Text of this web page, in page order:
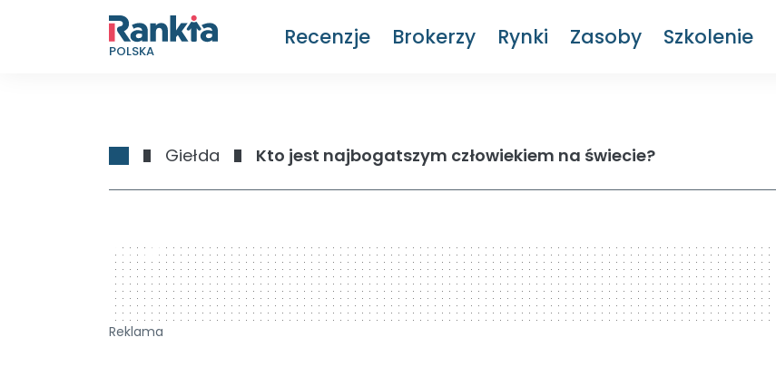
POLSKA
Recenzje Brokerzy Rynki Zasoby Szkolenie
Giełda Kto jest najbogatszym człowiekiem na świecie?
728 x 90
Reklama